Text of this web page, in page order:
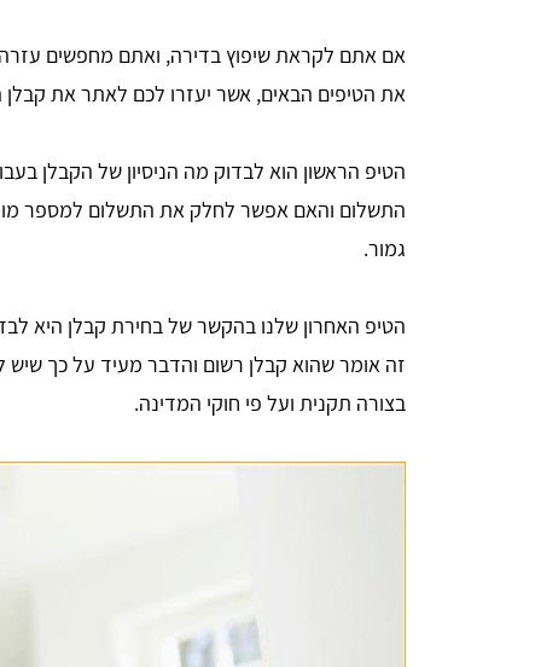
אם אתם לקראת שיפוץ בדירה, ואתם מחפשים
את הטיפים הבאים, אשר יעזרו לכם לאתר את קבלן
הטיפ הראשון הוא לבדוק מה הניסיון של הקבלן
התשלום והאם אפשר לחלק את התשלום למספר
גמור.
הטיפ האחרון שלנו בהקשר של בחירת קבלן היא
בצורה תקנית ועל פי חוקי המדינה.